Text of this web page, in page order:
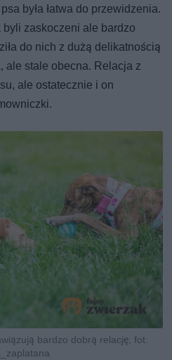
była łatwa do przewidzenia.
zaskoczeni ale bardzo
do nich z dużą delikatnością
ale stale obecna. Relacja z
ale ostatecznie i on
bardzo dobrą relację, fot.